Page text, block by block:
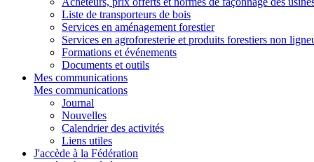
Liste de transporteurs de bois
Services en aménagement forestier
Services en agroforesterie et produits forestiers non
Formations et événements
Documents et outils
Mes communications
Mes communications
Journal
Nouvelles
Calendrier des activités
Liens utiles
J'accède à la Fédération